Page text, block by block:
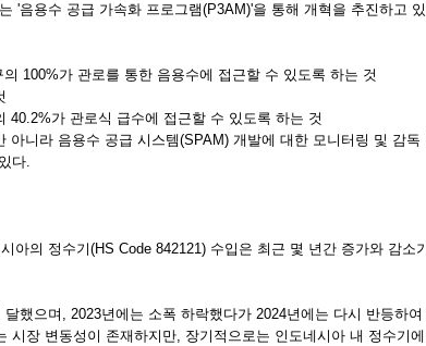
'음용수 공급 가속화 프로그램(P3AM)'을 통해 개혁을 추진하
100%가 관로를 통한 음용수에 접근할 수 있도록 하는 것
40.2%가 관로식 급수에 접근할 수 있도록 하는 것
니라 음용수 공급 시스템(SPAM) 개발에 대한 모니터링 및 감
다.
아의 정수기(HS Code 842121) 수입은 최근 몇 년간 증가와 감
했으며, 2023년에는 소폭 하락했다가 2024년에는 다시 반등
장 변동성이 존재하지만, 장기적으로는 인도네시아 내 정수기